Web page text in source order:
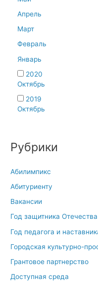
Апрель
Март
Февраль
Январь
2020
Октябрь
2019
Октябрь
Рубрики
Абилимпикс
Абитуриенту
Вакансии
Год защитника Отечества
Год педагога и
Городская культурно-
Грантовое партнерство
Доступная среда